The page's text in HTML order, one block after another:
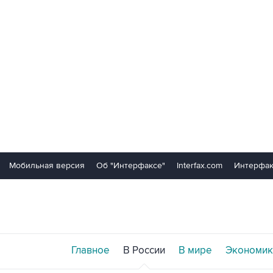
Мобильная версия Об "Интерфаксе" Interfax.com
Главное В России В мире